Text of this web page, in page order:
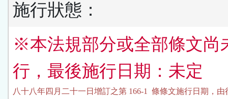
施行狀態：
※本法規部分或全部條文尚
行，最後施行日期：未定
八十八年四月二十一日增訂之第 166-1  條條文施行日期，由